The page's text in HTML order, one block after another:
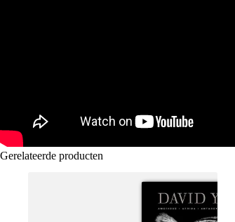
Gerelateerde producten